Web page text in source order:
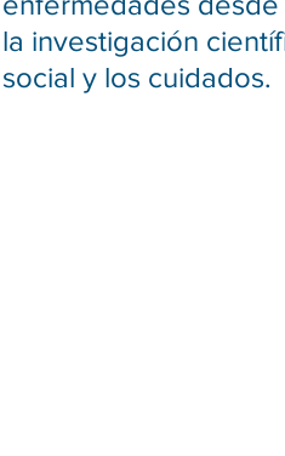
la investigación
social y los cuidados.